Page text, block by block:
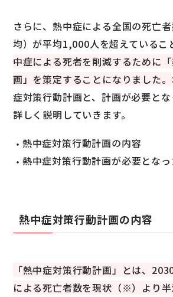
さらに、熱中症による全国の死亡
均）が平均1,000人を超えているこ
中症による死者を削減するために
画」を策定することになりました。
症対策行動計画と、計画が必要と
詳しく説明していきます。
熱中症対策行動計画の内容
熱中症対策行動計画が必要とな
熱中症対策行動計画の内容
「熱中症対策行動計画」とは、
による死亡者数を現状（※）より